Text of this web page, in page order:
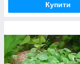
Купити